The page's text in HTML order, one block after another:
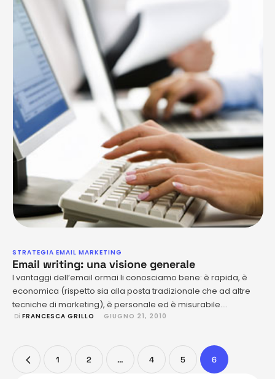
STRATEGIA EMAIL MARKETING
Email writing: una visione generale
I vantaggi dell’email ormai li conosciamo bene: è rapida, è
economica (rispetto sia alla posta tradizionale che ad altre
tecniche di marketing), è personale ed è misurabile.
Promuovere prodotti, conquistare nuovi clienti e fidelizzare
tramite l’email marketing è estremamente conveniente. Molto
spesso però, quando le …
Di FRANCESCA GRILLO GIUGNO 21, 2010
1 2 … 4 5 6